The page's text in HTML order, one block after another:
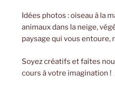
Idées photos : oiseau à la
animaux dans la neige,
paysage qui vous entoure,
Soyez créatifs et faîtes
cours à votre imagination !